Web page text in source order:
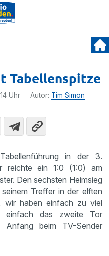
Tabellenspitze
Uhr Autor: Tim Simon
in der 3.
reichte ein 1:0 (1:0) am
Den sechsten Heimsieg
Treffer in der elften
wir haben einfach zu viel
einfach das zweite Tor
Anfang beim TV-Sender